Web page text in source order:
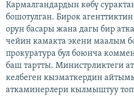
Кармалгандардын көбү
бошотулган. Бирок
орун басары жана дагы бир
чейин камакта экени маалым
прокуратура бул боюнча
баш тартты. Министрликтеги
келбеген кызматкердин
аткаминерлери кылмыштуу